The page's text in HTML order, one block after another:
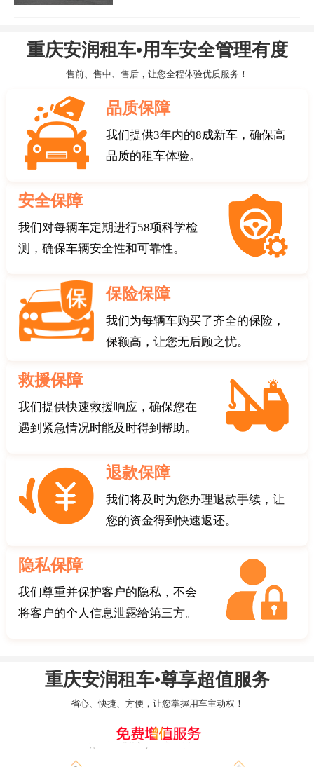
重庆安润租车•用车安全管理有度
售前、售中、售后，让您全程体验优质服务！
品质保障
我们提供3年内的8成新车，确保高
品质的租车体验。
安全保障
我们对每辆车定期进行58项科学检
测，确保车辆安全性和可靠性。
保险保障
我们为每辆车购买了齐全的保险，
保额高，让您无后顾之忧。
救援保障
我们提供快速救援响应，确保您在
遇到紧急情况时能及时得到帮助。
退款保障
我们将及时为您办理退款手续，让
您的资金得到快速返还。
隐私保障
我们尊重并保护客户的隐私，不会
将客户的个人信息泄露给第三方。
重庆安润租车•尊享超值服务
省心、快捷、方便，让您掌握用车主动权！